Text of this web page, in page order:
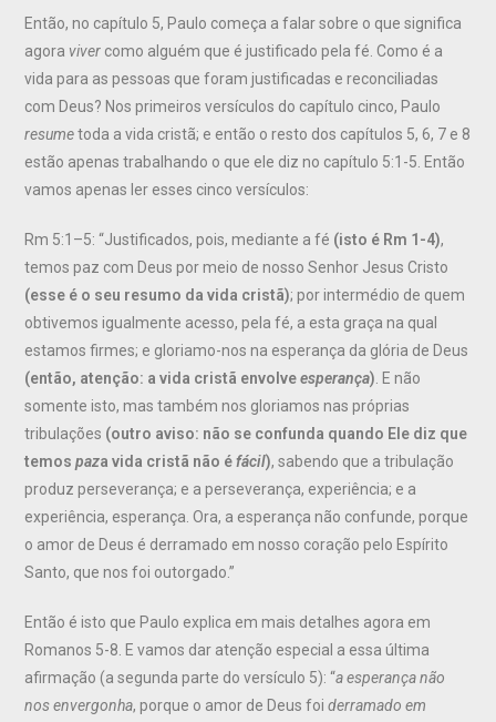
Então, no capítulo 5, Paulo começa a falar sobre o que significa
agora viver como alguém que é justificado pela fé. Como é a
vida para as pessoas que foram justificadas e reconciliadas
com Deus? Nos primeiros versículos do capítulo cinco, Paulo
resumetoda a vida cristã; e então o resto dos capítulos 5, 6, 7 e 8
estão apenas trabalhando o que ele diz no capítulo 5:1-5. Então
vamos apenas ler esses cinco versículos:
Rm 5:1–5: “Justificados, pois, mediante a fé (isto é Rm 1-4),
temos paz com Deus por meio de nosso Senhor Jesus Cristo
(esse é o seu resumo da vida cristã); por intermédio de quem
obtivemos igualmente acesso, pela fé, a esta graça na qual
estamos firmes; e gloriamo-nos na esperança da glória de Deus
(então, atenção: a vida cristã envolveesperança) . E não
somente isto, mas também nos gloriamos nas próprias
tribulações (outro aviso: não se confunda quando Ele diz que
temospaza vida cristã não éfácil), sabendo que a tribulação
produz perseverança; e a perseverança, experiência; e a
experiência, esperança. Ora, a esperança não confunde, porque
o amor de Deus é derramado em nosso coração pelo Espírito
Santo, que nos foi outorgado.”
Então é isto que Paulo explica em mais detalhes agora em
Romanos 5-8. E vamos dar atenção especial a essa última
afirmação (a segunda parte do versículo 5): “a esperança não
nos envergonha, porque o amor de Deus foiderramado em